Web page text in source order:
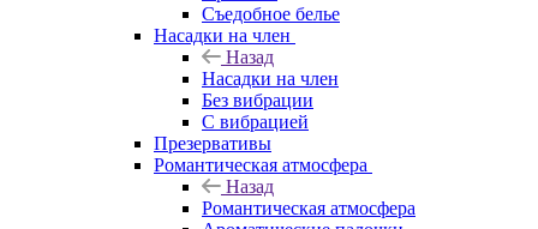
Съедобное белье
Насадки на член
Назад
Насадки на член
Без вибрации
С вибрацией
Презервативы
Романтическая атмосфера
Назад
Романтическая атмосфера